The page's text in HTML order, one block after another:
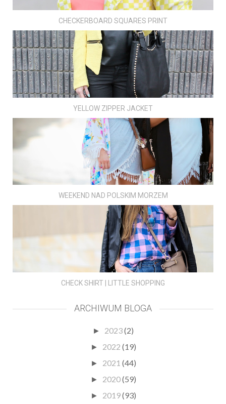
CHECKERBOARD SQUARES PRINT
YELLOW ZIPPER JACKET
WEEKEND NAD POLSKIM MORZEM
CHECK SHIRT | LITTLE SHOPPING
ARCHIWUM BLOGA
► 2023(2)
► 2022 (19)
► 2021 (44)
► 2020(59)
► 2019(93)